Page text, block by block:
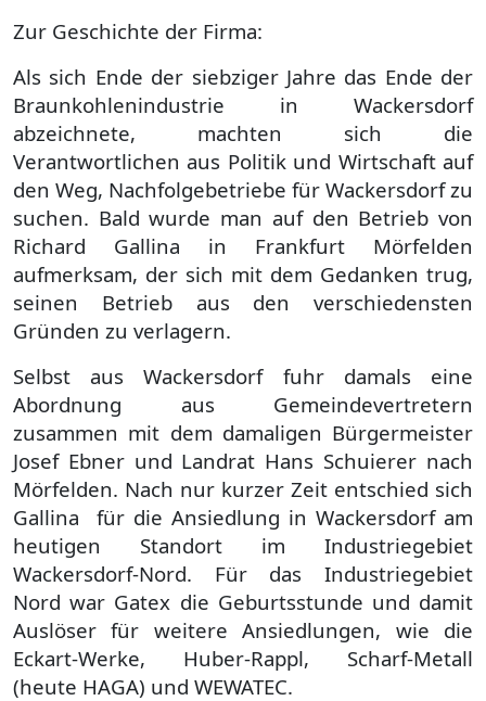
Zur Geschichte der Firma:
Als sich Ende der siebziger Jahre das Ende der
Braunkohlenindustrie in Wackersdorf
abzeichnete, machten sich die
Verantwortlichen aus Politik und Wirtschaft auf
den Weg, Nachfolgebetriebe für Wackersdorf zu
suchen. Bald wurde man auf den Betrieb von
Richard Gallina in Frankfurt Mörfelden
aufmerksam, der sich mit dem Gedanken trug,
seinen Betrieb aus den verschiedensten
Gründen zu verlagern.
Selbst aus Wackersdorf fuhr damals eine
Abordnung aus Gemeindevertretern
zusammen mit dem damaligen Bürgermeister
Josef Ebner und Landrat Hans Schuierer nach
Mörfelden. Nach nur kurzer Zeit entschied sich
Gallina für die Ansiedlung in Wackersdorf am
heutigen Standort im Industriegebiet
Wackersdorf-Nord. Für das Industriegebiet
Nord war Gatex die Geburtsstunde und damit
Auslöser für weitere Ansiedlungen, wie die
Eckart-Werke, Huber-Rappl, Scharf-Metall
(heute HAGA) und WEWATEC.